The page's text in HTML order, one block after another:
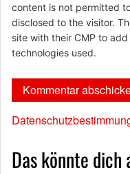
content is not permitted
disclosed to the visitor.
site with their CMP to
technologies used.
Das könnte